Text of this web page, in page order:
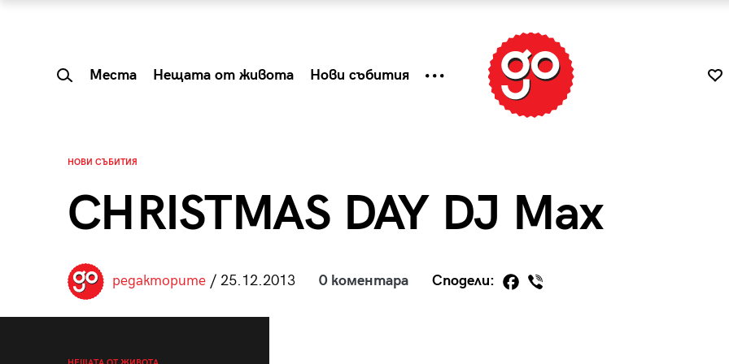
Места Нещата от живота Нови събития
НОВИ СЪБИТИЯ
CHRISTMAS DAY DJ Max
редакторите/ 25.12.2013 0 коментара Сподели: